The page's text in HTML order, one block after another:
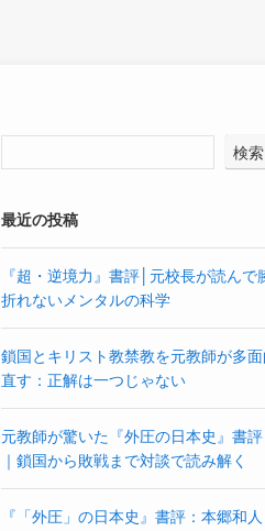
検索
最近の投稿
『超・逆境力』書評│元校長が読んで
折れないメンタルの科学
鎖国とキリスト教禁教を元教師が多
直す：正解は一つじゃない
元教師が驚いた『外圧の日本史』書評
｜鎖国から敗戦まで対談で読み解く
『「外圧」の日本史』書評：本郷和